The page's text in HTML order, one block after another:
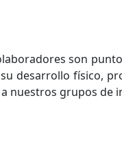
son
desarrollo físico,
nuestros grupos de